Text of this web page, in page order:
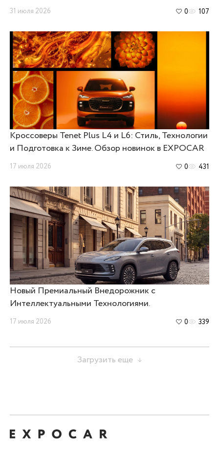
31 июля 2026 0 107
Кроссоверы Tenet Plus L4 и L6: Стиль, Технологии
и Подготовка к Зиме. Обзор новинок в EXPOCAR
17 июля 2026 0 431
Новый Премиальный Внедорожник с
Интеллектуальными Технологиями.
17 июля 2026 0 339
Загрузить еще